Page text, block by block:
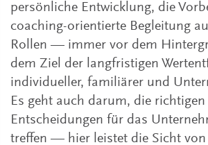
persönliche Entwicklung, die
coaching-orientierte Begleitung
Rollen — immer vor dem
dem Ziel der langfristigen
individueller, familiärer und
Es geht auch darum, die richtigen
Entscheidungen für das
treffen — hier leistet die Sicht